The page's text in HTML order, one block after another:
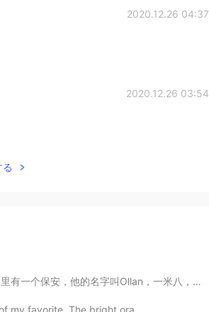
2020.12.26 04:37
2020.12.26 03:54
叔🙎🏾‍♂️。我第一天上班问过他公司里的健身房几点关门，然后他就问我名...
my favorite. The bright ora...